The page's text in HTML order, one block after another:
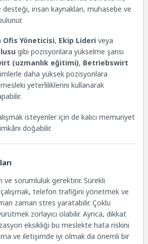
desteği, insan kaynakları, muhasebe ve
Ofis Yöneticisi, Ekip Lideri veya
gibi pozisyonlara yükselme şansı
(uzmanlık eğitimi), Betriebswirt
daha yüksek pozisyonlara
yeterliliklerini kullanarak
isteyenler için de kalıcı memuriyet
doğabilir.
sorumluluk gerektirir. Sürekli
çalışmak, telefon trafiğini yönetmek ve
zaman stres yaratabilir. Çoklu
zorlayıcı olabilir. Ayrıca, dikkat
eksikliği bu meslekte hata riskini
ve iletişimde iyi olmak da önemli bir